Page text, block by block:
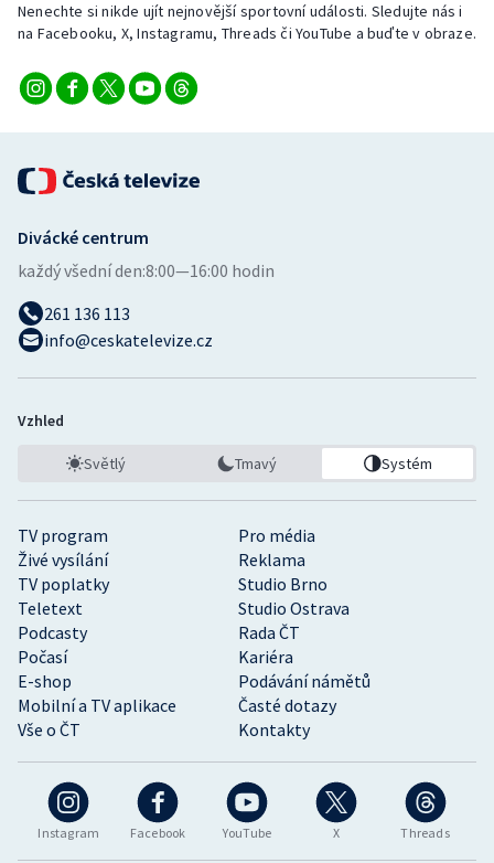
Nenechte si nikde ujít nejnovější sportovní události. Sledujte nás i
na Facebooku, X, Instagramu, Threads či YouTube a buďte v obraze.
Instagram Facebook YouTube X Threads
TV program
Pro média
Živé vysílání
Reklama
TV poplatky
Studio Brno
Teletext
Studio Ostrava
Podcasty
Rada ČT
Počasí
Kariéra
E-shop
Podávání námětů
Mobilní a TV aplikace
Časté dotazy
Vše o ČT
Kontakty
Divácké centrum
každý všední den:8:00—16:00 hodin
261 136 113
info@ceskatelevize.cz
Vzhled
Světlý Tmavý Systém